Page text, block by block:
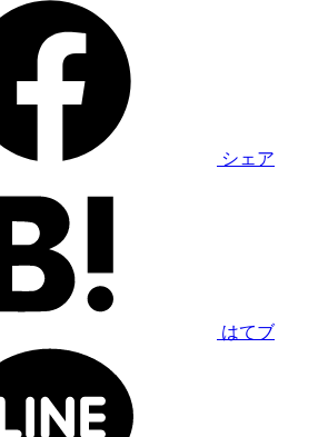
シェア
はてブ